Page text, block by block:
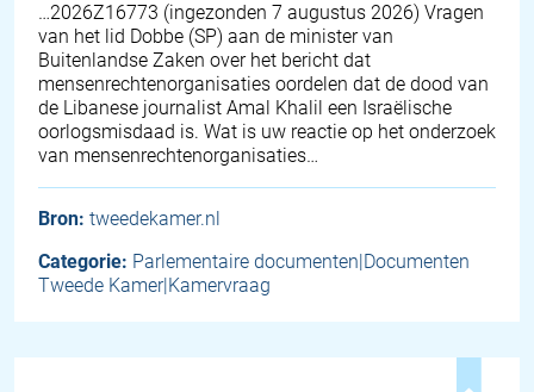
… 2026Z16773 (ingezonden 7 augustus 2026) Vragen
van het lid Dobbe (SP) aan de minister van
Buitenlandse Zaken over het bericht dat
mensenrechtenorganisaties oordelen dat de dood van
de Libanese journalist Amal Khalil een Israëlische
oorlogsmisdaad is. Wat is uw reactie op het onderzoek
van mensenrechtenorganisaties…
Bron: tweedekamer.nl
Categorie: Parlementaire documenten|Documenten
Tweede Kamer|Kamervraag